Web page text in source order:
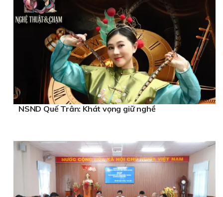
NSND Quế Trân: Khát vọng giữ nghề